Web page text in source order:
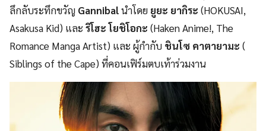
ลึกลับระทึกขวัญ Gannibalนำโดย ยูยะ ยากิระ (HOKUSAI,
Asakusa Kid) และ ริโฮะ โยชิโอกะ (Haken Anime!, The
Romance Manga Artist) และ ผู้กำกับ ชินโซ คาตายามะ (
Siblings of the Cape) ที่คอนเฟิร์มตบเท้าร่วมงาน